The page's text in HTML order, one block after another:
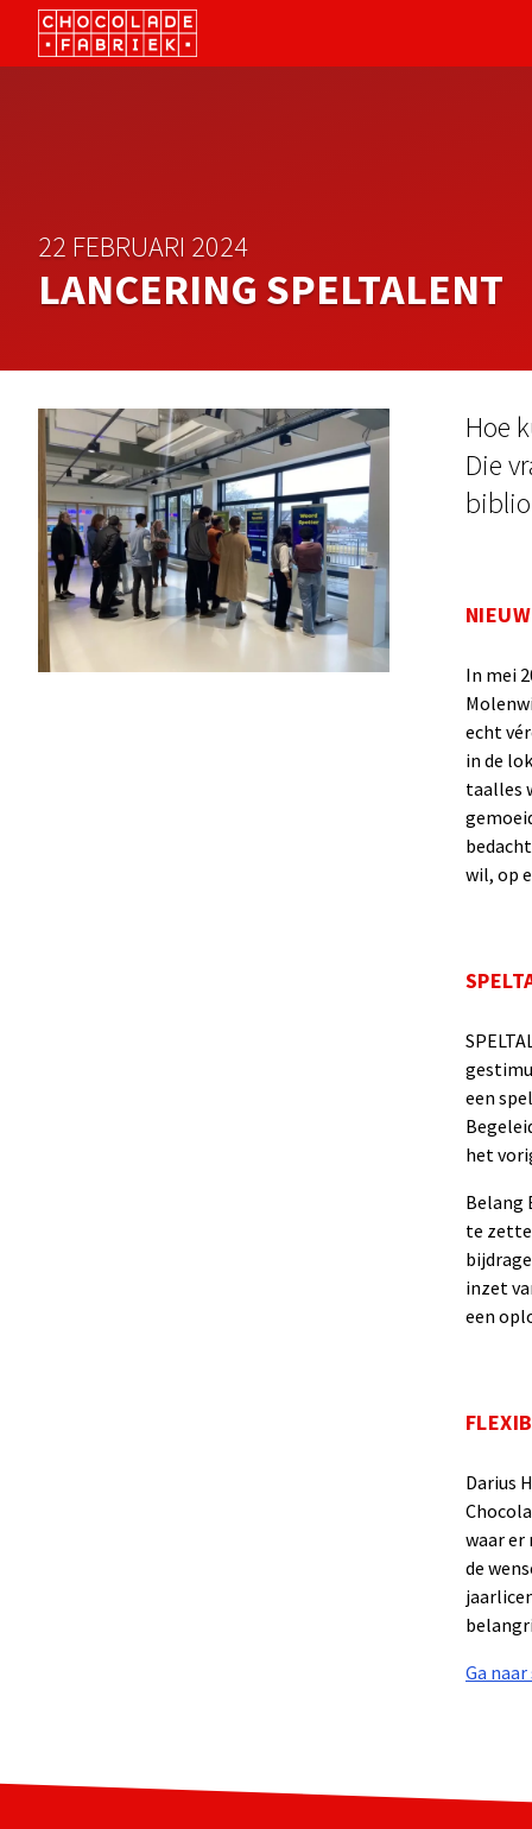
22 FEBRUARI 2024
LANCERING SPELTALENT
Hoe
Die
In mei
echt
in de
taalles
wil, op
een
het
Belang
te
inzet
een
Darius
waar er
de
Ga